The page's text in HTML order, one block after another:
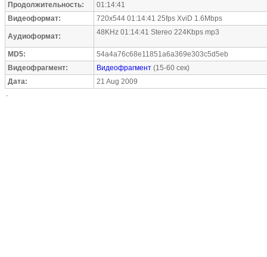
Продолжительность:
01:14:41
Видеоформат:
720x544 01:14:41 25fps XviD 1.6Mbps
Аудиоформат: 48KHz 01:14:41 Stereo 224Kbps mp3
MD5:
54a4a76c68e11851a6a369e303c5d5eb
Видеофрагмент:
Видеофрагмент (15-60 сек)
Дата:
21 Aug 2009